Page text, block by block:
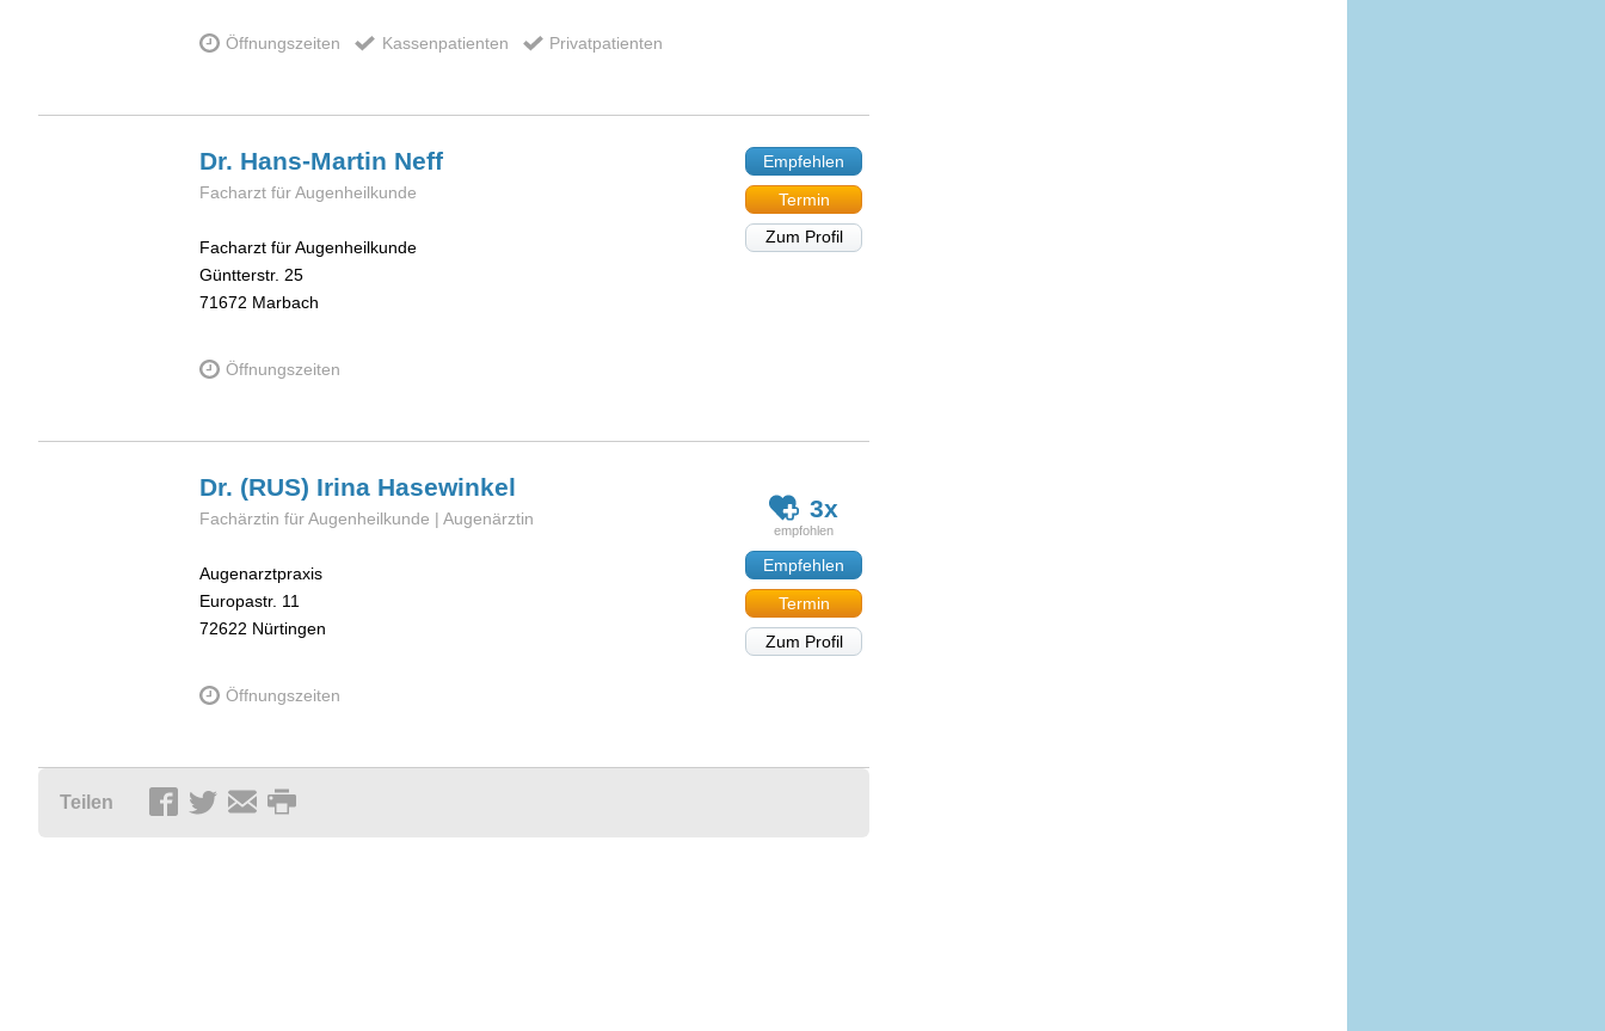
Öffnungszeiten Kassenpatienten Privatpatienten
Dr. Hans-Martin Neff
Facharzt für Augenheilkunde
Facharzt für Augenheilkunde
Güntterstr. 25
71672 Marbach
Öffnungszeiten
Empfehlen
Termin
Zum Profil
Dr. (RUS) Irina Hasewinkel
Fachärztin für Augenheilkunde | Augenärztin
Augenarztpraxis
Europastr. 11
72622 Nürtingen
Öffnungszeiten
3x
Empfehlen
Termin
Zum Profil
Teilen